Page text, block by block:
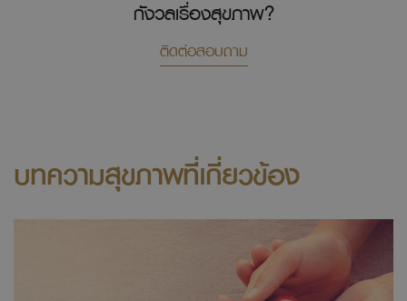
กังวลเรื่องสุขภาพ?
ติดต่อสอบถาม
บทความสุขภาพที่เกี่ยวข้อง